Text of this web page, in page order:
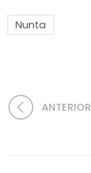
Nunta
ANTERIOR